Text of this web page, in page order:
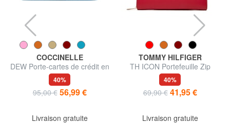
COCCINELLE
DEW Porte-cartes de crédit en
cuir
40%
95,00 € 56,99 €
Livraison gratuite
TOMMY HILFIGER
TH ICON Portefeuille Zip
Around
40%
69,90 € 41,95 €
Livraison gratuite